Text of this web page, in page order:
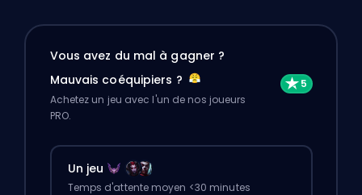
Vous avez du mal à gagner ?
Mauvais coéquipiers ?
Achetez un jeu avec l'un de nos joueurs
PRO.
Un jeu
Temps d'attente moyen <30 minutes